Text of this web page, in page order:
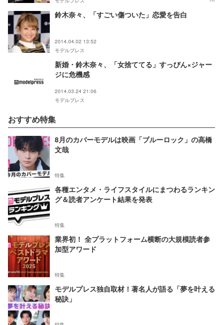
鈴木奈々、「すごい傷ついた」恋愛を告白
2014.04.02 13:52
モデルプレス
新婚・鈴木奈々、「女捨ててる」すっぴん×ジャー
ジに危機感
2014.03.24 21:06
モデルプレス
おすすめ特集
8月のカバーモデルは映画「ブルーロック」の高橋
文哉
特集
各種エンタメ・ライフスタイルにまつわるランキン
グ＆読者アンケート結果を発表
特集
業界初！ 全プラットフォーム横断の大規模読者参
加型アワード
特集
モデルプレス独自取材！著名人が語る「夢を叶える
秘訣」